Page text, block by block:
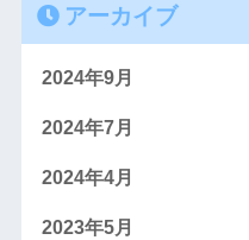
アーカイブ
2024年9月
2024年7月
2024年4月
2023年5月